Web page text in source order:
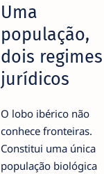
Uma
população,
dois regimes
jurídicos
O lobo ibérico não
conhece fronteiras.
Constitui uma única
população biológica